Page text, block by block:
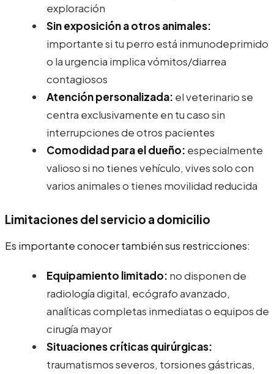
exploración
Sin exposición a otros animales:
importante si tu perro está inmunodeprimido
o la urgencia implica vómitos/diarrea
contagiosos
Atención personalizada: el veterinario se
centra exclusivamente en tu caso sin
interrupciones de otros pacientes
Comodidad para el dueño: especialmente
valioso si no tienes vehículo, vives solo con
varios animales o tienes movilidad reducida
Limitaciones del servicio a domicilio
Es importante conocer también sus restricciones:
Equipamiento limitado: no disponen de
radiología digital, ecógrafo avanzado,
analíticas completas inmediatas o equipos de
cirugía mayor
Situaciones críticas quirúrgicas:
traumatismos severos, torsiones gástricas,